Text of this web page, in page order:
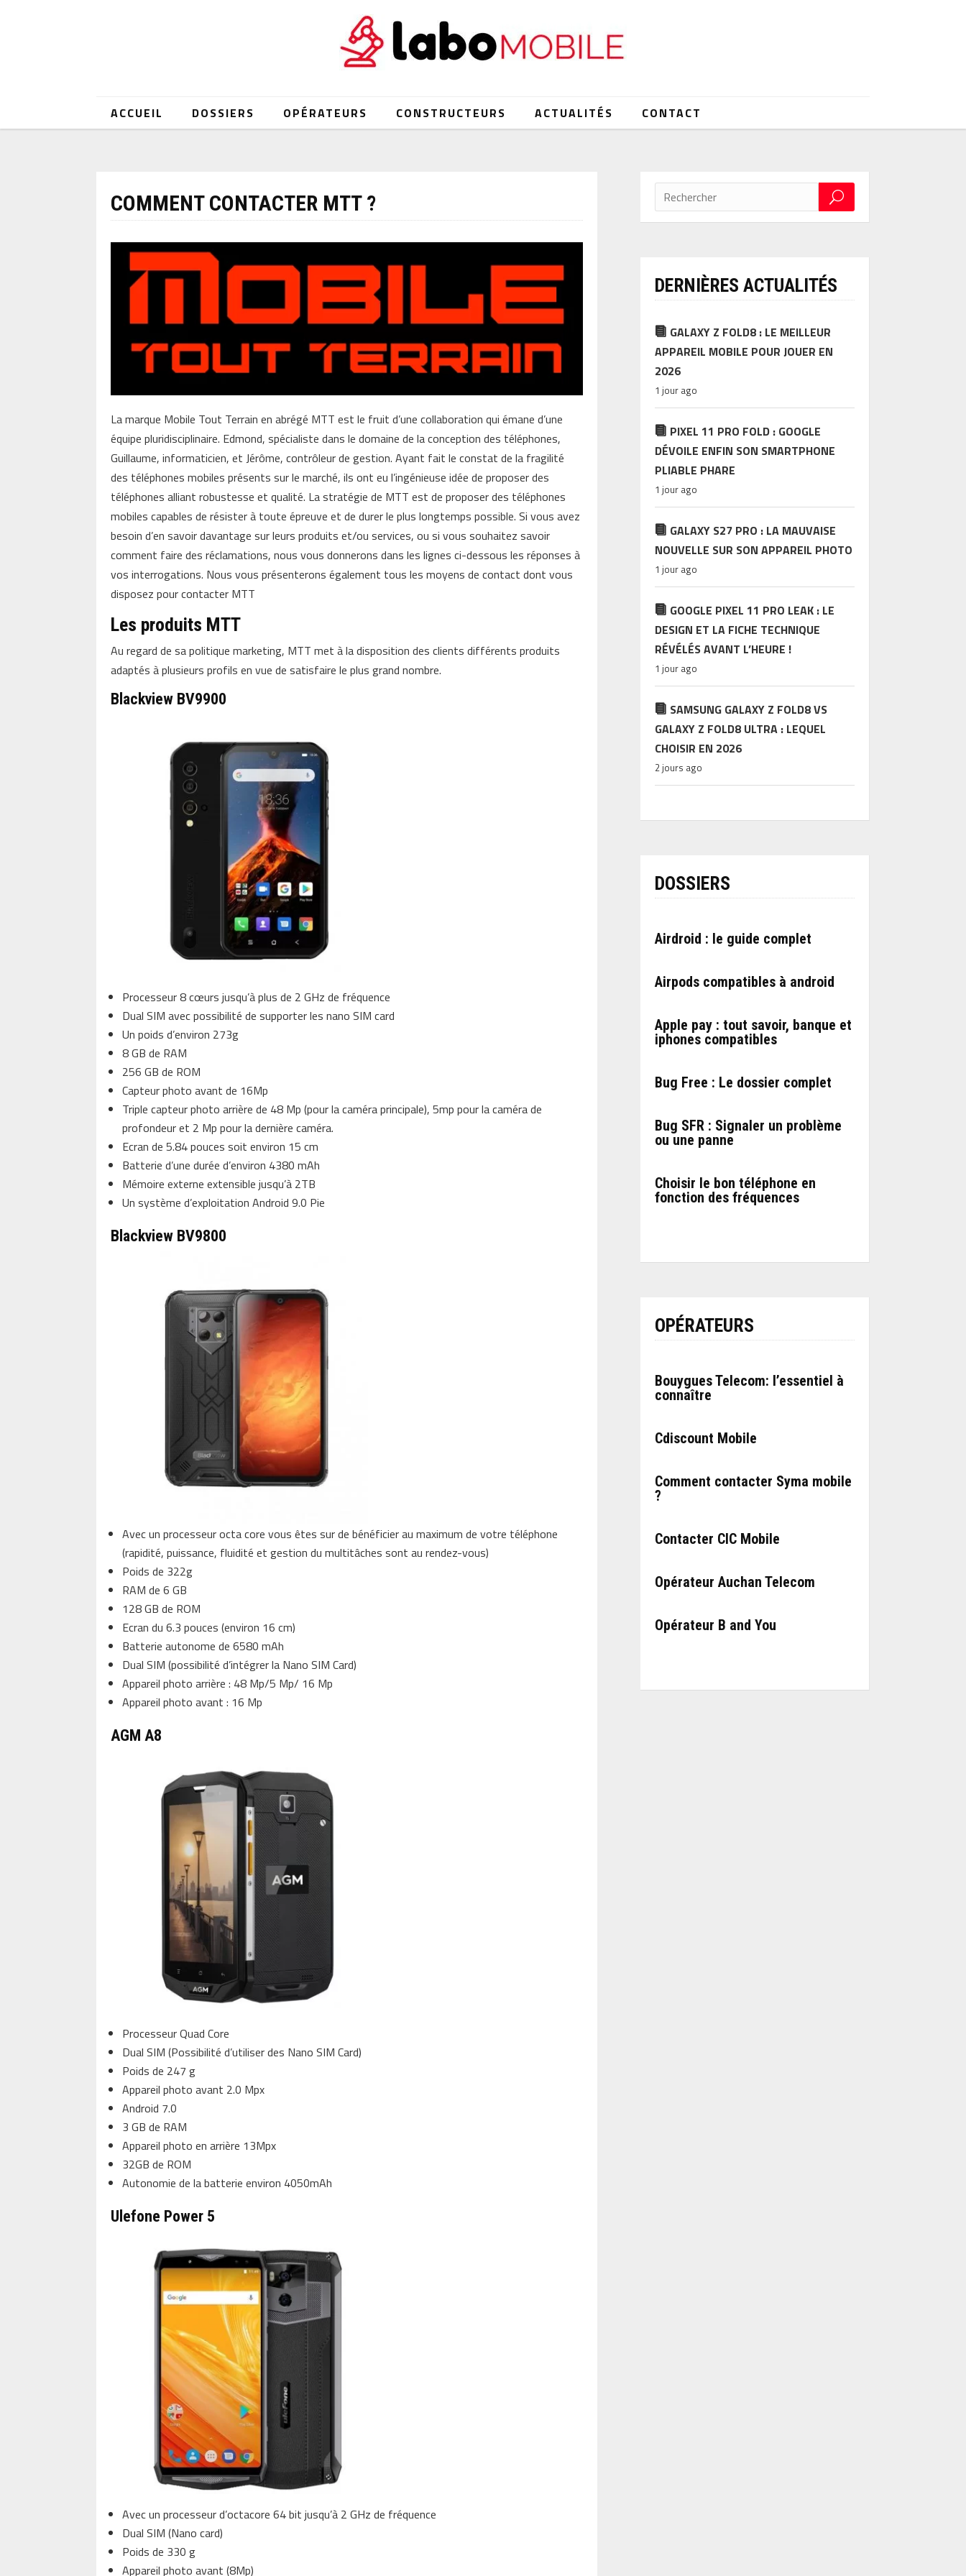
ACCUEIL DOSSIERS OPÉRATEURS CONSTRUCTEURS ACTUALITÉS CONTACT
COMMENT CONTACTER MTT ?
La marque Mobile Tout Terrain en abrégé MTT est le fruit d’une collaboration qui émane d’une
équipe pluridisciplinaire. Edmond, spécialiste dans le domaine de la conception des téléphones,
Guillaume, informaticien, et Jérôme, contrôleur de gestion. Ayant fait le constat de la fragilité
des téléphones mobiles présents sur le marché, ils ont eu l’ingénieuse idée de proposer des
téléphones alliant robustesse et qualité. La stratégie de MTT est de proposer des téléphones
mobiles capables de résister à toute épreuve et de durer le plus longtemps possible. Si vous avez
besoin d’en savoir davantage sur leurs produits et/ou services, ou si vous souhaitez savoir
comment faire des réclamations, nous vous donnerons dans les lignes ci-dessous les réponses à
vos interrogations. Nous vous présenterons également tous les moyens de contact dont vous
disposez pour contacter MTT
Les produits MTT
Au regard de sa politique marketing, MTT met à la disposition des clients différents produits
adaptés à plusieurs profils en vue de satisfaire le plus grand nombre.
Blackview BV9900
Processeur 8 cœurs jusqu’à plus de 2 GHz de fréquence
Dual SIM avec possibilité de supporter les nano SIM card
Un poids d’environ 273g
8 GB de RAM
256 GB de ROM
Capteur photo avant de 16Mp
Triple capteur photo arrière de 48 Mp (pour la caméra principale), 5mp pour la caméra de
profondeur et 2 Mp pour la dernière caméra.
Ecran de 5.84 pouces soit environ 15 cm
Batterie d’une durée d’environ 4380 mAh
Mémoire externe extensible jusqu’à 2TB
Un système d’exploitation Android 9.0 Pie
Blackview BV9800
Avec un processeur octa core vous êtes sur de bénéficier au maximum de votre téléphone
(rapidité, puissance, fluidité et gestion du multitâches sont au rendez-vous)
Poids de 322g
RAM de 6 GB
128 GB de ROM
Ecran du 6.3 pouces (environ 16 cm)
Batterie autonome de 6580 mAh
Dual SIM (possibilité d’intégrer la Nano SIM Card)
Appareil photo arrière : 48 Mp/5 Mp/ 16 Mp
Appareil photo avant : 16 Mp
AGM A8
Processeur Quad Core
Dual SIM (Possibilité d’utiliser des Nano SIM Card)
Poids de 247 g
Appareil photo avant 2.0 Mpx
Android 7.0
3 GB de RAM
Appareil photo en arrière 13Mpx
32GB de ROM
Autonomie de la batterie environ 4050mAh
Ulefone Power 5
Avec un processeur d’octacore 64 bit jusqu’à 2 GHz de fréquence
Dual SIM (Nano card)
Poids de 330 g
Appareil photo avant (8Mp)
DERNIÈRES ACTUALITÉS
GALAXY Z FOLD8 : LE MEILLEUR
APPAREIL MOBILE POUR JOUER EN
2026
1 jour ago
PIXEL 11 PRO FOLD : GOOGLE
DÉVOILE ENFIN SON SMARTPHONE
PLIABLE PHARE
1 jour ago
GALAXY S27 PRO : LA MAUVAISE
NOUVELLE SUR SON APPAREIL PHOTO
1 jour ago
GOOGLE PIXEL 11 PRO LEAK : LE
DESIGN ET LA FICHE TECHNIQUE
RÉVÉLÉS AVANT L’HEURE !
1 jour ago
SAMSUNG GALAXY Z FOLD8 VS
GALAXY Z FOLD8 ULTRA : LEQUEL
CHOISIR EN 2026
2 jours ago
DOSSIERS
Airdroid : le guide complet
Airpods compatibles à android
Apple pay : tout savoir, banque et
iphones compatibles
Bug Free : Le dossier complet
Bug SFR : Signaler un problème
ou une panne
Choisir le bon téléphone en
fonction des fréquences
OPÉRATEURS
Bouygues Telecom: l’essentiel à
connaître
Cdiscount Mobile
Comment contacter Syma mobile
?
Contacter CIC Mobile
Opérateur Auchan Telecom
Opérateur B and You